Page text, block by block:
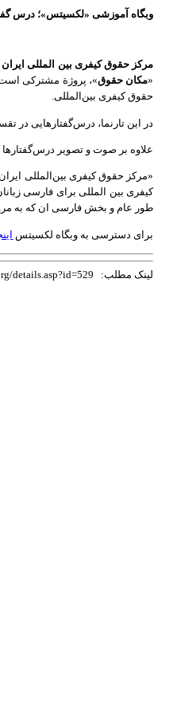
وبگاه آموزشی «لکسیتس»؛ درس
مرکز حقوق کیفری بین المللی ایران
«مکان حقوق»، پروژة مشترکی
حقوق کیفری بین‌المللی.
در این تارنما، درس‌گفتارهایی در
علاوه بر صوت و تصویر
«مرکز حقوق کیفری بین‌المللی
کیفری بین المللی برای فارسی
طور عام و بخش فارسی ان که به
برای دسترسی به وبگاه لکسیتس
لینک مطلب: http://www.icicl.org/details.asp?id=529